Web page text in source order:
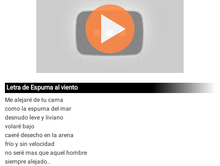
Letra de Espuma al viento
Me alejaré de tu cama
como la espuma del mar
desnudo leve y liviano
volaré bajo
caeré desecho en la arena
frío y sin velocidad
no seré mas que aquel hombre
siempre alejado..